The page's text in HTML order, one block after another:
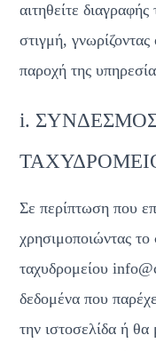
αιτηθείτε
στιγμή,
παροχή της
i.
Σε περίπτωση που
χρησιμοποιώντας
ταχυδρομείου
δεδομένα που
την ιστοσελίδα ή